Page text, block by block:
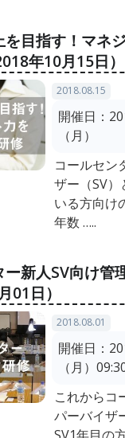
を目指す！マネ
年10月15日）
2018.08.15
開催日：
（月）
コールセン
ザー（SV
いる方向け
年数 …..
ー新人SV向け管
01日）
2018.08.01
開催日：
（月）
これからコ
パーバイザ